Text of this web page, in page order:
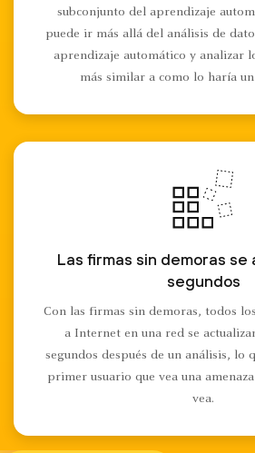
subconjunto del aprendizaje
puede ir más allá del análisis de
aprendizaje automático y analizar
más similar a como lo haría
Las firmas sin demoras se
segundos
Con las firmas sin demoras, todos
a Internet en una red se
segundos después de un análisis, lo
primer usuario que vea una
vea.